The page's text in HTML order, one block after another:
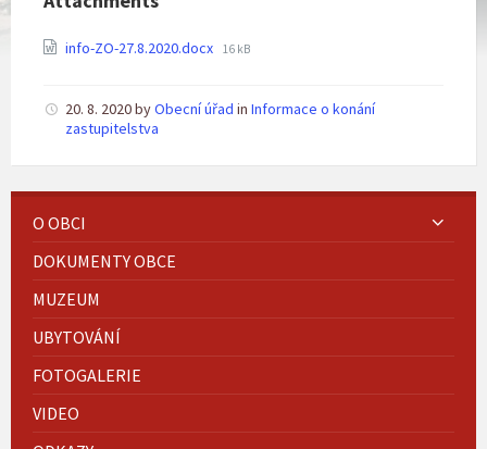
info-ZO-27.8.2020.docx File
16 kB
20. 8. 2020byObecní úřad in Informace o konání
zastupitelstva
O OBCI
DOKUMENTY OBCE
MUZEUM
UBYTOVÁNÍ
FOTOGALERIE
VIDEO